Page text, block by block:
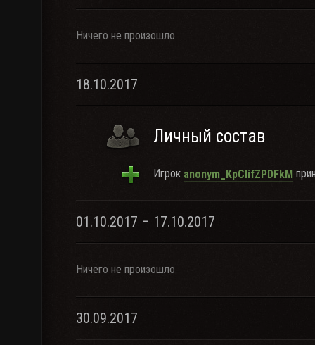
Ничего не произошло
18.10.2017
Личный состав
Игрок anonym_KpCIifZPDFkM
01.10.2017 – 17.10.2017
Ничего не произошло
30.09.2017